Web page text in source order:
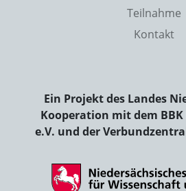
Teilnahme
Kontakt
Ein Projekt des Landes
Kooperation mit dem BBK
e.V. und der